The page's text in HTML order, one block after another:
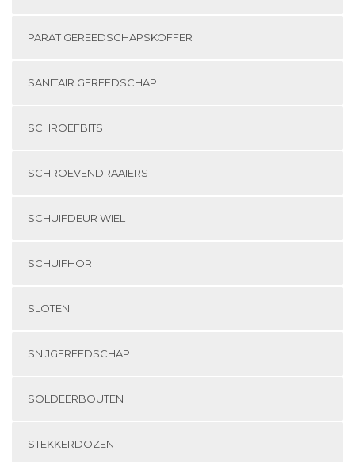
PARAT GEREEDSCHAPSKOFFER
SANITAIR GEREEDSCHAP
SCHROEFBITS
SCHROEVENDRAAIERS
SCHUIFDEUR WIEL
SCHUIFHOR
SLOTEN
SNIJGEREEDSCHAP
SOLDEERBOUTEN
STEKKERDOZEN